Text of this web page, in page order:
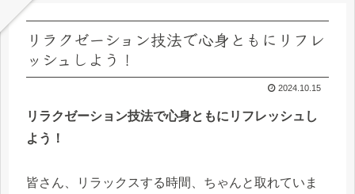
リラクゼーション技法で心身ともにリフレ
ッシュしよう！
2024.10.15
リラクゼーション技法で心身ともにリフレッシュし
よう！
皆さん、リラックスする時間、ちゃんと取れていま